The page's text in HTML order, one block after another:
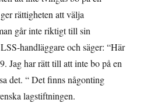
rättigheten att välja
går inte riktigt till sin
handläggare och säger: “Här
Jag har rätt till att inte bo på en
det. “ Det finns någonting
lagstiftningen.